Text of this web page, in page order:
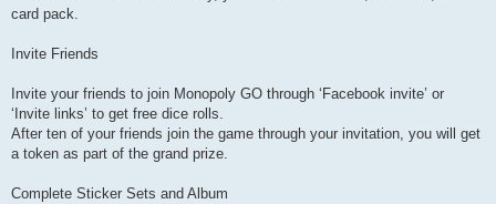
card pack.
Invite Friends
Invite your friends to join Monopoly GO through ‘Facebook invite’ or
‘Invite links’ to get free dice rolls.
After ten of your friends join the game through your invitation, you will get
a token as part of the grand prize.
Complete Sticker Sets and Album